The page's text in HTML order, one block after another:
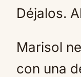
Déjalos.
Marisol
con una